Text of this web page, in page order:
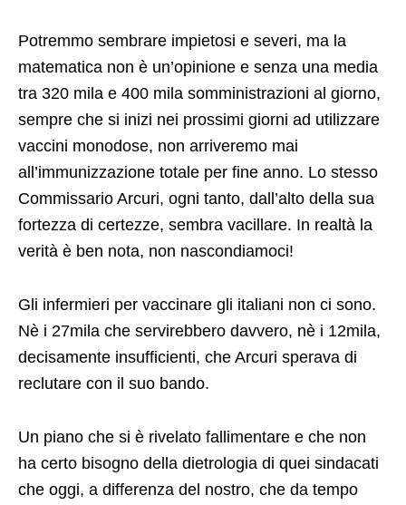
Potremmo sembrare impietosi e severi, ma la
matematica non è un’opinione e senza una media
tra 320 mila e 400 mila somministrazioni al giorno,
sempre che si inizi nei prossimi giorni ad utilizzare
vaccini monodose, non arriveremo mai
all’immunizzazione totale per fine anno. Lo stesso
Commissario Arcuri, ogni tanto, dall’alto della sua
fortezza di certezze, sembra vacillare. In realtà la
verità è ben nota, non nascondiamoci!
Gli infermieri per vaccinare gli italiani non ci sono.
Nè i 27mila che servirebbero davvero, nè i 12mila,
decisamente insufficienti, che Arcuri sperava di
reclutare con il suo bando.
Un piano che si è rivelato fallimentare e che non
ha certo bisogno della dietrologia di quei sindacati
che oggi, a differenza del nostro, che da tempo